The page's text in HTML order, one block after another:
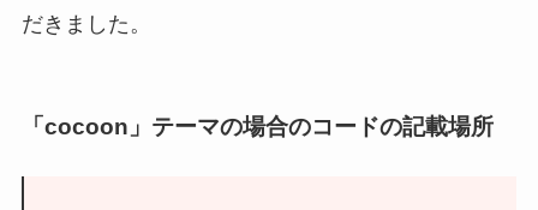
だきました。
「cocoon」テーマの場合のコードの記載場所